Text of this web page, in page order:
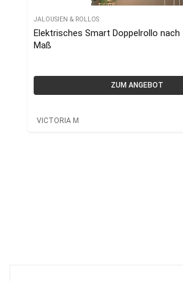
JALOUSIEN & ROLLOS
Elektrisches Smart Doppelrollo nach
Maß
ZUM ANGEBOT
VICTORIA M